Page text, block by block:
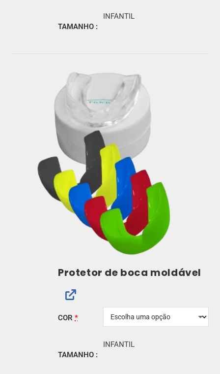
TAMANHO
INFANTIL
Protetor de boca moldável
COR*
TAMANHO
INFANTIL